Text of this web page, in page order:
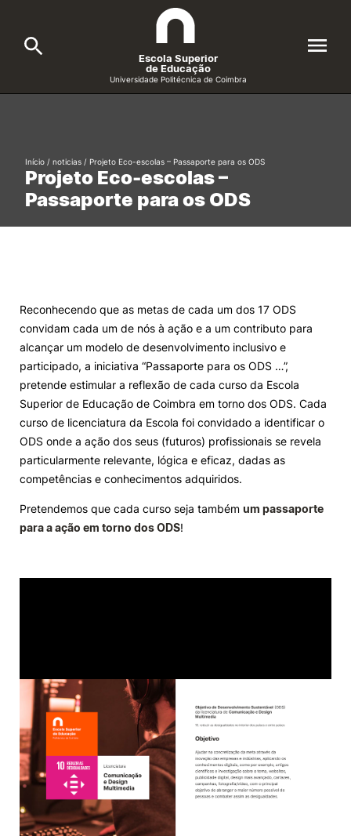
Cursos
Candidatos
Alunos
Knowledge Factory
Candidaturas
Elogio / Sugestão / Reclamação
Escola Superior
de Educação
Universidade Politécnica de Coimbra
Formative Offer
Projeto Eco-escolas –
Passaporte para os ODS
Início / noticias / Projeto Eco-escolas – Passaporte para os ODS
Reconhecendo que as metas de cada um dos 17 ODS
convidam cada um de nós à ação e a um contributo para
alcançar um modelo de desenvolvimento inclusivo e
participado, a iniciativa “Passaporte para os ODS …”,
pretende estimular a reflexão de cada curso da Escola
Superior de Educação de Coimbra em torno dos ODS. Cada
curso de licenciatura da Escola foi convidado a identificar o
ODS onde a ação dos seus (futuros) profissionais se revela
particularmente relevante, lógica e eficaz, dadas as
competências e conhecimentos adquiridos.
Pretendemos que cada curso seja também um passaporte
para a ação em torno dos ODS!